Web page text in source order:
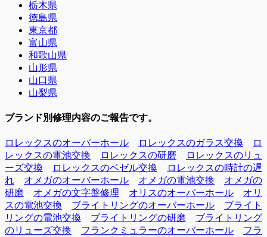
栃木県
徳島県
東京都
富山県
和歌山県
山形県
山口県
山梨県
ブランド別修理内容のご報告です。
ロレックスのオーバーホール ロレックスのガラス交換
ロ
レックスの電池交換
ロレックスの研磨
ロレックスのリュ
ーズ交換
ロレックスのベゼル交換
ロレックスの時計の遅
れ
オメガのオーバーホール オメガの電池交換
オメガの
研磨
オメガの文字盤修理 オリスのオーバーホール
オリ
スの電池交換
ブライトリングのオーバーホール
ブライト
リングの電池交換
ブライトリングの研磨
ブライトリング
のリューズ交換
フランクミュラーのオーバーホール
フラ